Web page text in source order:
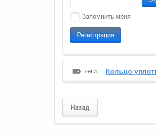
Запомнить меня
Регистрация
теги: Кольцо
Назад